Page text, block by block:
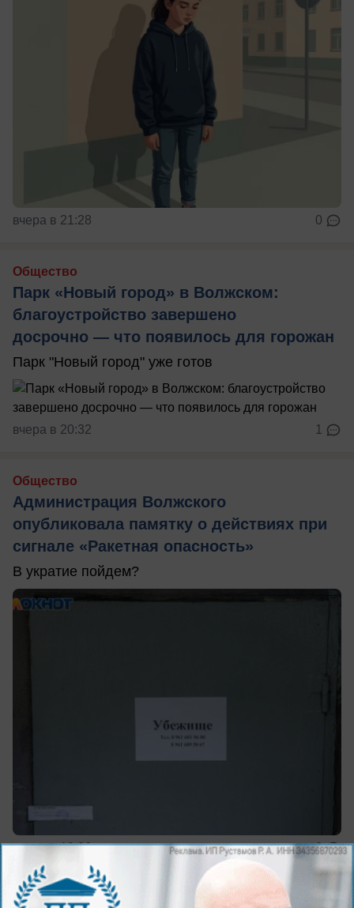
вчера в 21:28 0
Общество
Парк «Новый город» в Волжском:
благоустройство завершено
досрочно — что появилось для горожан
Парк "Новый город" уже готов
вчера в 20:32 1
Общество
Администрация Волжского
опубликовала памятку о действиях при
сигнале «Ракетная опасность»
В укратие пойдем?
вчера в 19:26 0
Здоровье